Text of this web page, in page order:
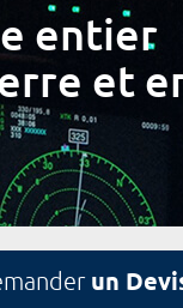
entier
et
un